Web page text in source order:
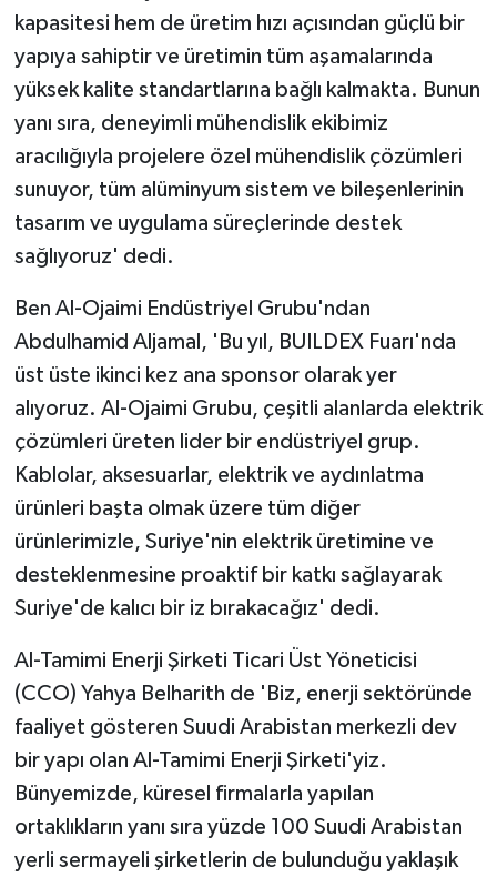
kapasitesi hem de üretim hızı açısından güçlü bir
yapıya sahiptir ve üretimin tüm aşamalarında
yüksek kalite standartlarına bağlı kalmakta. Bunun
yanı sıra, deneyimli mühendislik ekibimiz
aracılığıyla projelere özel mühendislik çözümleri
sunuyor, tüm alüminyum sistem ve bileşenlerinin
tasarım ve uygulama süreçlerinde destek
sağlıyoruz' dedi.
Ben Al-Ojaimi Endüstriyel Grubu'ndan
Abdulhamid Aljamal, 'Bu yıl, BUILDEX Fuarı'nda
üst üste ikinci kez ana sponsor olarak yer
alıyoruz. Al-Ojaimi Grubu, çeşitli alanlarda elektrik
çözümleri üreten lider bir endüstriyel grup.
Kablolar, aksesuarlar, elektrik ve aydınlatma
ürünleri başta olmak üzere tüm diğer
ürünlerimizle, Suriye'nin elektrik üretimine ve
desteklenmesine proaktif bir katkı sağlayarak
Suriye'de kalıcı bir iz bırakacağız' dedi.
Al-Tamimi Enerji Şirketi Ticari Üst Yöneticisi
(CCO) Yahya Belharith de 'Biz, enerji sektöründe
faaliyet gösteren Suudi Arabistan merkezli dev
bir yapı olan Al-Tamimi Enerji Şirketi'yiz.
Bünyemizde, küresel firmalarla yapılan
ortaklıkların yanı sıra yüzde 100 Suudi Arabistan
yerli sermayeli şirketlerin de bulunduğu yaklaşık